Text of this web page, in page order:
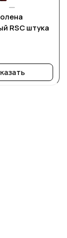
RSC штука